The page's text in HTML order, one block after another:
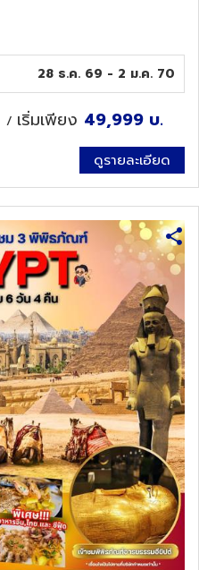
28 ธ.ค. 69 - 2 ม.ค. 70
/ เริ่มเพียง 49,999 บ.
ดูรายละเอียด